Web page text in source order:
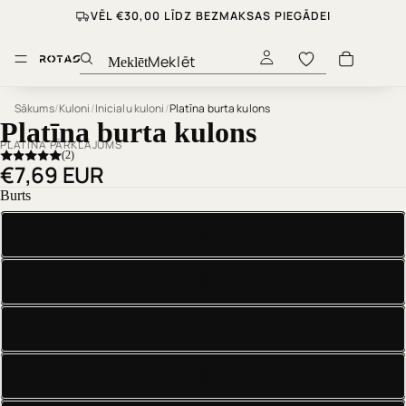
VĒL €30,00 LĪDZ BEZMAKSAS PIEGĀDEI
Meklēt
Sākums/Kuloni/Inicialu kuloni/Platīna burta kulons
Platīna burta kulons
PLATĪNA PĀRKLĀJUMS
(2)
€7,69 EUR
Burts